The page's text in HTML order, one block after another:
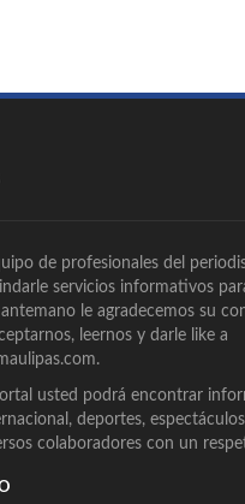
de profesionales del
servicios informativos
le agradecemos su
leernos y darle like a
usted podrá encontrar
deportes,
colaboradores con un